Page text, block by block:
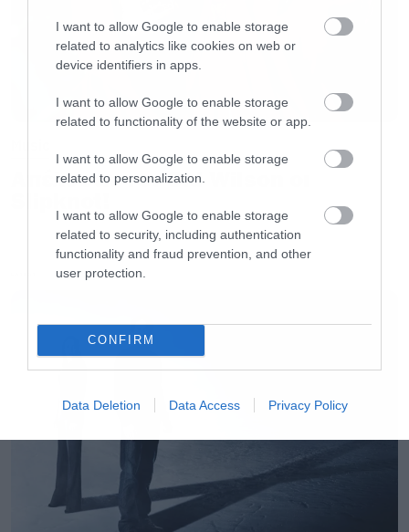
I want to allow Google to enable storage
related to analytics like cookies on web or
device identifiers in apps.
I want to allow Google to enable storage
related to functionality of the website or app.
I want to allow Google to enable storage
related to personalization.
I want to allow Google to enable storage
related to security, including authentication
functionality and fraud prevention, and other
user protection.
CONFIRM
Data Deletion Data Access Privacy Policy
Απέλυσαν τον Sid Wilson οι